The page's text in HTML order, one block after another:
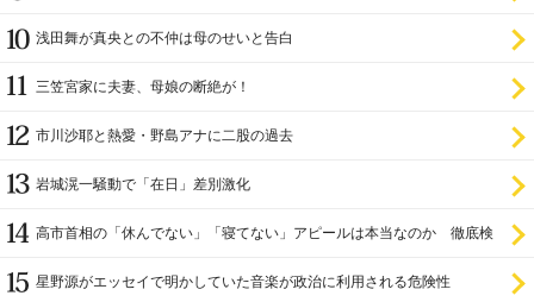
浅田舞が真央との不仲は母のせいと告白
三笠宮家に夫妻、母娘の断絶が！
市川沙耶と熱愛・野島アナに二股の過去
岩城滉一騒動で「在日」差別激化
高市首相の「休んでない」「寝てない」アピールは本当なのか 徹底検
星野源がエッセイで明かしていた音楽が政治に利用される危険性